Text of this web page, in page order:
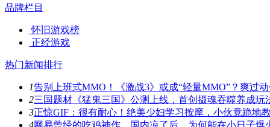
品牌栏目
怀旧游戏榜
正经游戏
热门新闻排行
1告别上班式MMO！《激战3》或成“轻量MMO”？爽过
2三国题材《猛鬼三国》公测上线，首创摄魂吞噬养成玩
3正惊GIF：很有耐心！绝美少妇学习按摩，小伙竟跪地
4网易曾经的吃鸡神作，国内凉了后，为何能在小日子爆